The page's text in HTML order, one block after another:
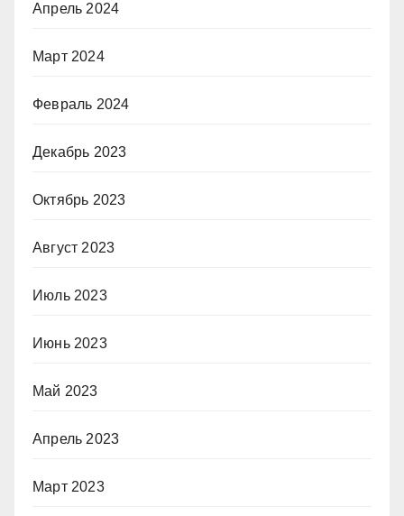
Апрель 2024
Март 2024
Февраль 2024
Декабрь 2023
Октябрь 2023
Август 2023
Июль 2023
Июнь 2023
Май 2023
Апрель 2023
Март 2023